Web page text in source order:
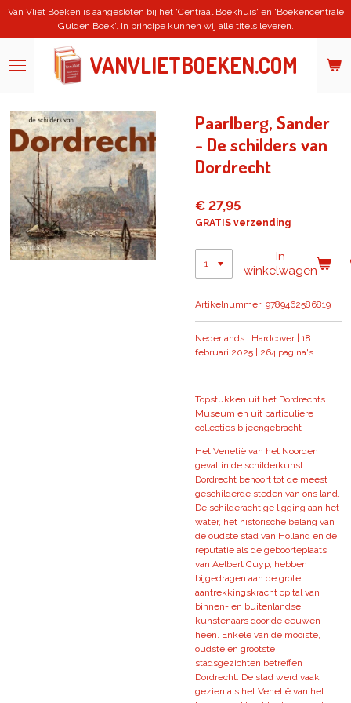
Ga
hoofdinhoud
VANVLIETBOEKEN.COM
Van Vliet Boeken is aangesloten bij het 'Centraal Boekhuis' en 'Boekencentrale
Gulden Boek'. In principe kunnen wij alle titels leveren.
Paarlberg, Sander
- De schilders van
Dordrecht
€ 27,95
GRATIS verzending
In
winkelwagen
Artikelnummer: 9789462586819
Nederlands | Hardcover | 18
februari 2025 | 264 pagina's
Topstukken uit het Dordrechts
Museum en uit particuliere
collecties bijeengebracht
Het Venetië van het Noorden
gevat in de schilderkunst.
Dordrecht behoort tot de meest
geschilderde steden van ons land.
De schilderachtige ligging aan het
water, het historische belang van
de oudste stad van Holland en de
reputatie als de geboorteplaats
van Aelbert Cuyp, hebben
bijgedragen aan de grote
aantrekkingskracht op tal van
binnen- en buitenlandse
kunstenaars door de eeuwen
heen. Enkele van de mooiste,
oudste en grootste
stadsgezichten betreffen
Dordrecht. De stad werd vaak
gezien als het Venetië van het